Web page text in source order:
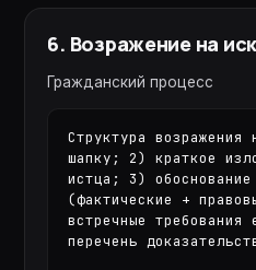
6. Возражение на иск
Гражданский процесс
Структура
шапку; 2) краткое
истца; 3) обоснование
(фактические +
встречные
перечень